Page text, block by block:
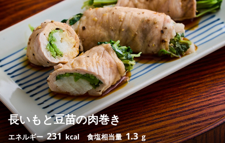
長いもと豆苗の肉巻き
エネルギー231 kcal 食塩相当量1.3 g